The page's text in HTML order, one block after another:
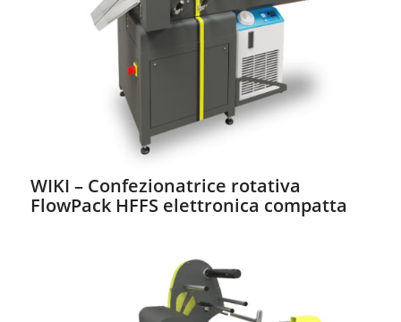
WIKI – Confezionatrice rotativa
FlowPack HFFS elettronica compatta